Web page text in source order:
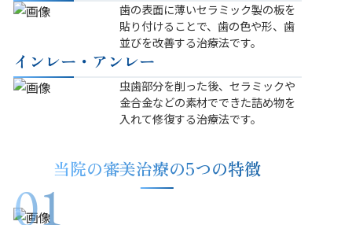
歯の表面に薄いセラミック製の板を
貼り付けることで、歯の色や形、歯
並びを改善する治療法です。
インレー・アンレー
虫歯部分を削った後、セラミックや
金合金などの素材でできた詰め物を
入れて修復する治療法です。
当院の審美治療の5つの特徴